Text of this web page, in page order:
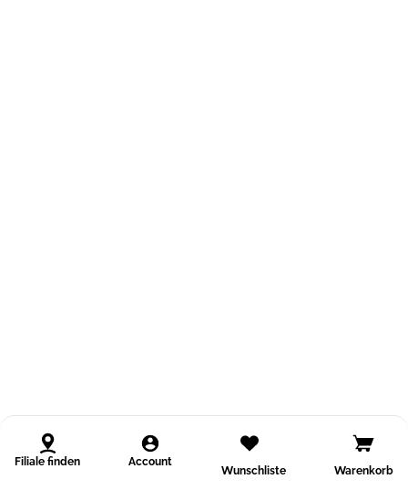
Filiale finden Account
Wunschliste Warenkorb